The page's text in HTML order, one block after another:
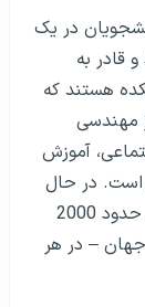
در یک
قادر به
برنامه مطالعاتی در 5 دانشکده هستند که
مهندسی
آموزش
است. در حال
حاضر در دانشگاه بین‌المللی سارایوو (IUS) ما حدود 2000
همه قاره‌ها و 47 کشور جهان – در هر